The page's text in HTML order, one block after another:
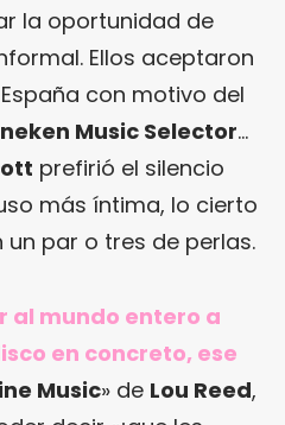
la oportunidad de
Ellos aceptaron
con motivo del
Music Selector…
prefirió el silencio
más íntima, lo cierto
par o tres de perlas.
al mundo entero a
en concreto, ese
Music» de Lou Reed,